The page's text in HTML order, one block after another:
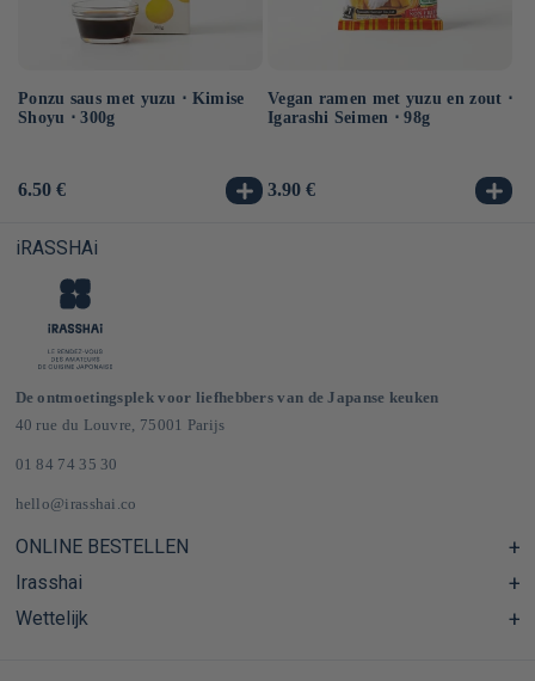
Ponzu saus met yuzu ⋅ Kimise
Shoyu ⋅ 300g
Normale
6.50 €
Vegan ramen met yuzu en zout ⋅
Igarashi Seimen ⋅ 98g
Normale
3.90 €
iRASSHAi
De ontmoetingsplek voor liefhebbers van de Japanse keuken
40 rue du Louvre, 75001 Parijs
01 84 74 35 30
hello@irasshai.co
ONLINE BESTELLEN
Centre d'aide & FAQ
Livraison et frais de port en France & Europe
Irasshai
Schema's
Wettelijk